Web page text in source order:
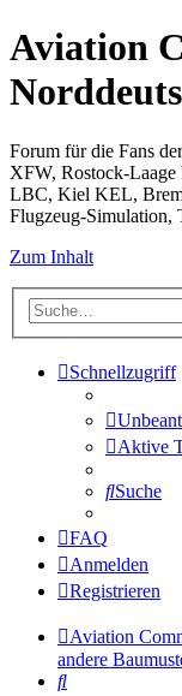
Aviation
Forum für die Fans
XFW, Rostock-
LBC, Kiel KEL,
Flugzeug-Simulation,
Zum Inhalt
Schnellzugriff
Aktive
Suche
FAQ
Anmelden
Registrieren
Aviation
andere
Suche